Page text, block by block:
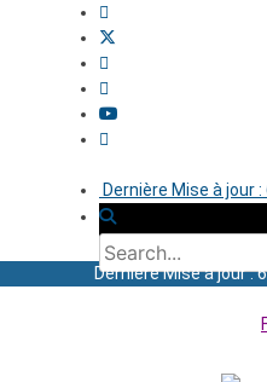
Dernière Mise à jour
Dernière Mise à jour :